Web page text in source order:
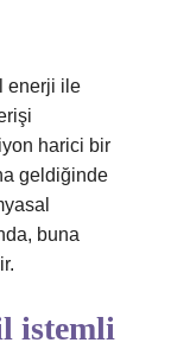
enerji ile
harici bir
geldiğinde
buna
istemli